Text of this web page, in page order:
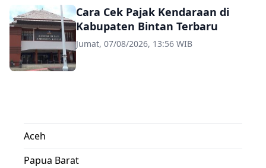
Cara Cek Pajak Kendaraan di
Kabupaten Bintan Terbaru
Jumat, 07/08/2026, 13:56 WIB
Aceh
Papua Barat